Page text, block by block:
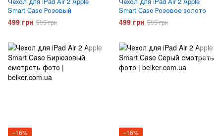
Smart Case Розовый
499 грн 595 грн
Smart Case Розовое золото
499 грн 595 грн
−16% −16%